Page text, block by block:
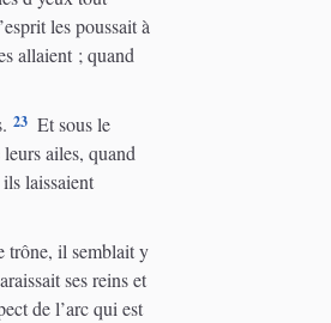
les poussait à
allaient ; quand
23 Et sous le
ailes, quand
laissaient
trône, il semblait y
ses reins et
de l’arc qui est